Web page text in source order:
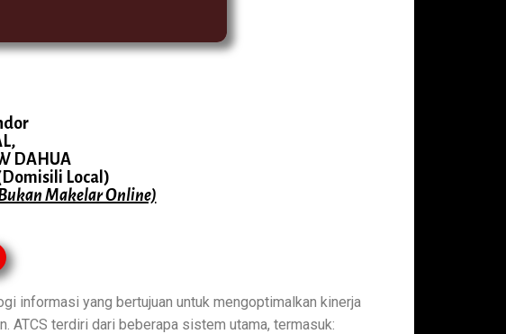
DAHUA
Local)
Makelar Online)
informasi yang bertujuan untuk mengoptimalkan kinerja
ATCS terdiri dari beberapa sistem utama, termasuk: